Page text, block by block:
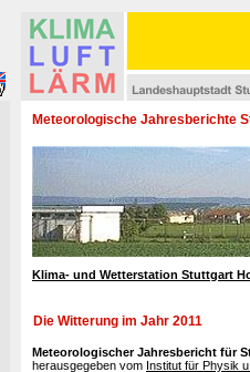
Meteorologische Jahresberichte
Klima- und Wetterstation Stuttgart
Die Witterung im Jahr 2011
Meteorologischer Jahresbericht für
herausgegeben vom Institut für Physik